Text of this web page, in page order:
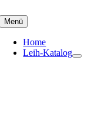
to
content
Menü
Home
Leih-Katalog